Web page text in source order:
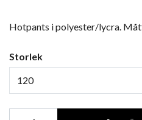
Hotpants i polyester/lycra.
Storlek
120